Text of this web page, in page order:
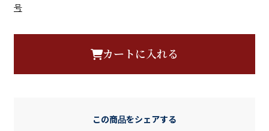
号
カートに入れる
この商品をシェアする